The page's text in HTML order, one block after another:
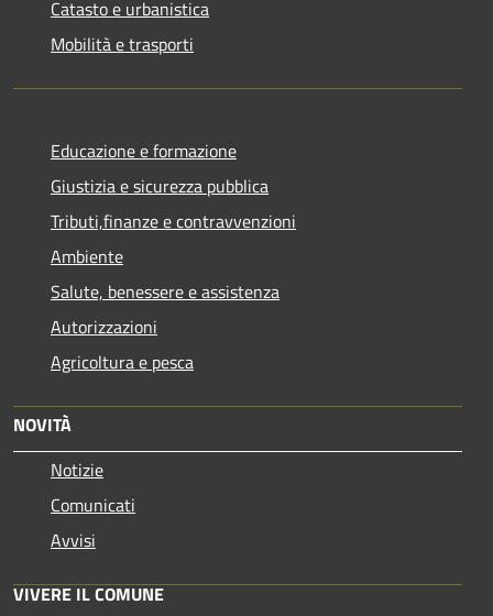
Catasto e urbanistica
Mobilità e trasporti
Educazione e formazione
Giustizia e sicurezza pubblica
Tributi,finanze e contravvenzioni
Ambiente
Salute, benessere e assistenza
Autorizzazioni
Agricoltura e pesca
NOVITÀ
Notizie
Comunicati
Avvisi
VIVERE IL COMUNE